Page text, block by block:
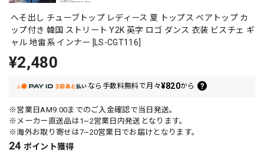
へそ出し チューブトップ レディース 夏 トップス ベアトップ カ
ップ付き 韓国 ストリート Y2K 英字 ロゴ ダンス 衣装 ビスチェ ギ
ャル 地雷系 インナー [LS-CGT116]
¥2,480
なら 手数料無料で月々¥820から
※営業日AM9:00までのご入金確認で当日発送。
※メーカー直送品は1~2営業日内発送となります。
※海外お取り寄せは7~20営業日でお届けとなります。
24 ポイント獲得